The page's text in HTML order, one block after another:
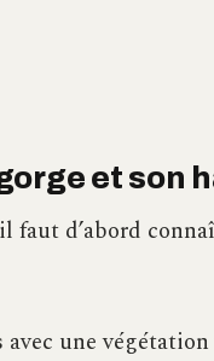
et son
d’abord
une